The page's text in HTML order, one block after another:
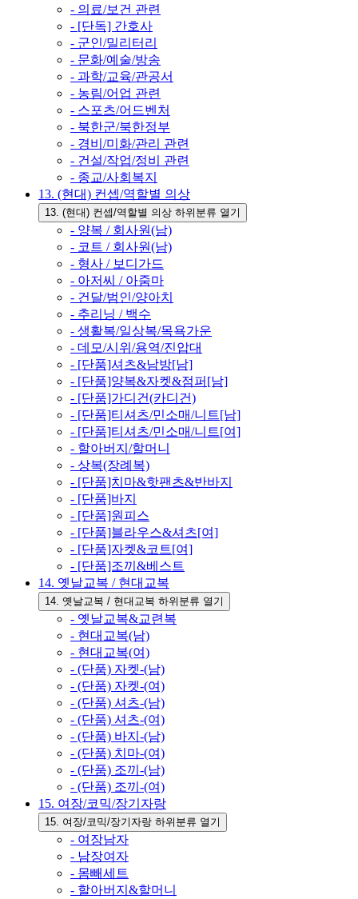
- 의료/보건 관련
- [단독] 간호사
- 군인/밀리터리
- 문화/예술/방송
- 과학/교육/관공서
- 농림/어업 관련
- 스포츠/어드벤처
- 북한군/북한정부
- 경비/미화/관리 관련
- 건설/작업/정비 관련
- 종교/사회복지
13. (현대) 컨셉/역할별 의상
13. (현대) 컨셉/역할별 의상 하위분류 열기
- 양복 / 회사원(남)
- 코트 / 회사원(남)
- 형사 / 보디가드
- 아저씨 / 아줌마
- 건달/범인/양아치
- 추리닝 / 백수
- 생활복/일상복/목욕가운
- 데모/시위/용역/진압대
- [단품]셔츠&남방[남]
- [단품]양복&자켓&점퍼[남]
- [단품]가디건(카디건)
- [단품]티셔츠/민소매/니트[남]
- [단품]티셔츠/민소매/니트[여]
- 할아버지/할머니
- 상복(장례복)
- [단품]치마&핫팬츠&반바지
- [단품]바지
- [단품]원피스
- [단품]블라우스&셔츠[여]
- [단품]자켓&코트[여]
- [단품]조끼&베스트
14. 옛날교복 / 현대교복
14. 옛날교복 / 현대교복 하위분류 열기
- 옛날교복&교련복
- 현대교복(남)
- 현대교복(여)
- (단품) 자켓-(남)
- (단품) 자켓-(여)
- (단품) 셔츠-(남)
- (단품) 셔츠-(여)
- (단품) 바지-(남)
- (단품) 치마-(여)
- (단품) 조끼-(남)
- (단품) 조끼-(여)
15. 여장/코믹/장기자랑
15. 여장/코믹/장기자랑 하위분류 열기
- 여장남자
- 남장여자
- 몸빼세트
- 할아버지&할머니